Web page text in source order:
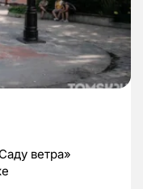
ветра»